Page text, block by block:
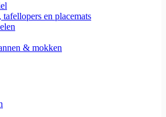
en placemats
& mokken